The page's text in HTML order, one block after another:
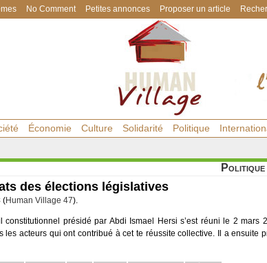
No Comment Petites annonces Proposer un article
Économie Culture Solidarité Politique
Politique
des élections législatives
(Human Village 47).
constitutionnel présidé par Abdi Ismael Hersi s’est réuni le 2
les acteurs qui ont contribué à cet te réussite collective. Il a